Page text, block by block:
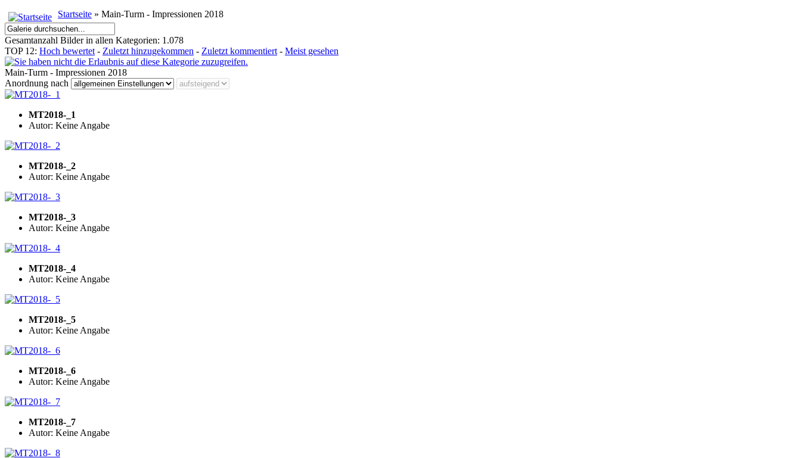
Startseite » Main-Turm - Impressionen 2018
Gesamtanzahl Bilder in allen Kategorien: 1.078
TOP 12: Hoch bewertet - Zuletzt hinzugekommen - Zuletzt kommentiert - Meist gesehen
Main-Turm - Impressionen 2018
Anordnung nach
MT2018-_1
Autor: Keine Angabe
MT2018-_2
Autor: Keine Angabe
MT2018-_3
Autor: Keine Angabe
MT2018-_4
Autor: Keine Angabe
MT2018-_5
Autor: Keine Angabe
MT2018-_6
Autor: Keine Angabe
MT2018-_7
Autor: Keine Angabe